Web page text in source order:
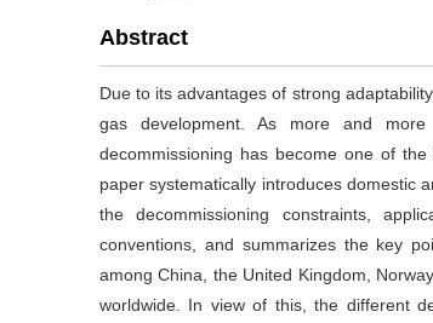
Abstract
Due to its advantages of strong
gas development. As more and
decommissioning has become one of
paper systematically introduces domestic
the decommissioning constraints,
conventions, and summarizes the key
among China, the United Kingdom,
worldwide. In view of this, the different